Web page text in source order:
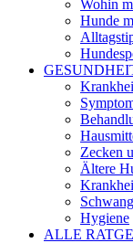
Wohin
Hunde
Zecken
Ältere
Hygiene
ALLE